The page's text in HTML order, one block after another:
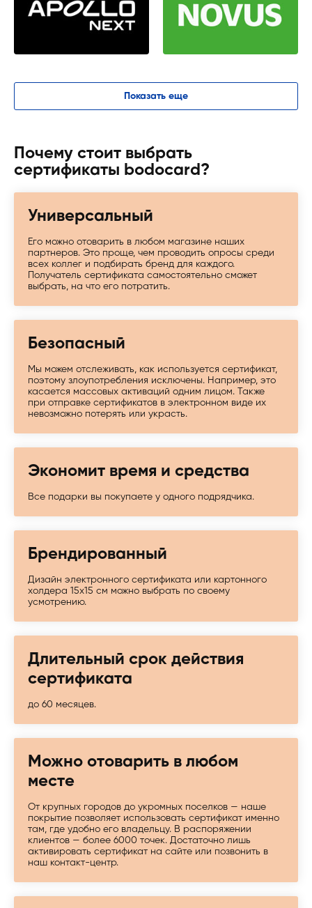
Показать еще
Почему стоит выбрать
сертификаты bodocard?
Универсальный
Его можно отоварить в любом магазине наших
партнеров. Это проще, чем проводить опросы среди
всех коллег и подбирать бренд для каждого.
Получатель сертификата самостоятельно сможет
выбрать, на что его потратить.
Безопасный
Мы можем отслеживать, как используется сертификат,
поэтому злоупотребления исключены. Например, это
касается массовых активаций одним лицом. Также
при отправке сертификатов в электронном виде их
невозможно потерять или украсть.
Экономит время и средства
Все подарки вы покупаете у одного подрядчика.
Брендированный
Дизайн электронного сертификата или картонного
холдера 15х15 см можно выбрать по своему
усмотрению.
Длительный срок действия
сертификата
до 60 месяцев.
Можно отоварить в любом
месте
От крупных городов до укромных поселков — наше
покрытие позволяет использовать сертификат именно
там, где удобно его владельцу. В распоряжении
клиентов — более 6000 точек. Достаточно лишь
активировать сертификат на сайте или позвонить в
наш контакт-центр.